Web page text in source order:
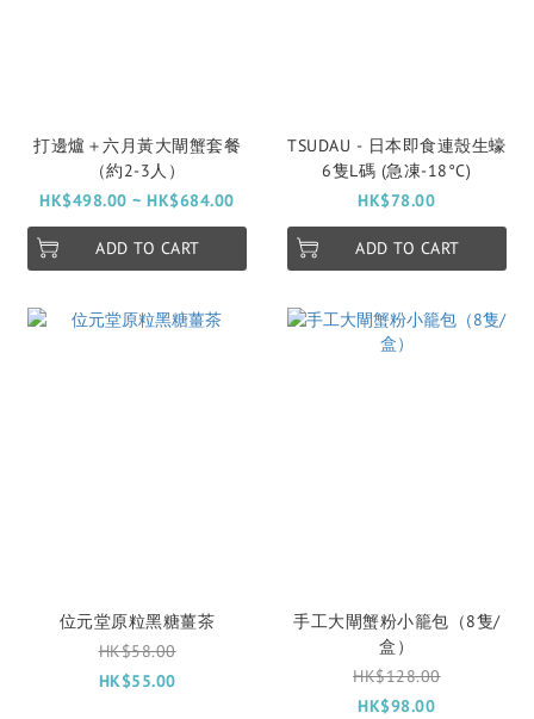
打邊爐＋六月黃大閘蟹套餐
（約2-3人）
HK$498.00 ~ HK$684.00
ADD TO CART
TSUDAU - 日本即食連殼生蠔
6隻L碼 (急凍-18°C)
HK$78.00
ADD TO CART
位元堂原粒黑糖薑茶
HK$58.00
HK$55.00
手工大閘蟹粉小籠包（8隻/
盒）
HK$128.00
HK$98.00